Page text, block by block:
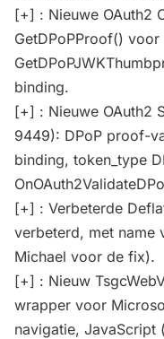
[+] : Nieuwe OAuth2
GetDPoPProof()
binding.
[+] : Nieuwe OAuth2
9449): DPoP proof-
binding, token_type
[+] : Verbeterde
verbeterd, met name
Michael voor de fix).
[+] : Nieuw
wrapper voor
navigatie,